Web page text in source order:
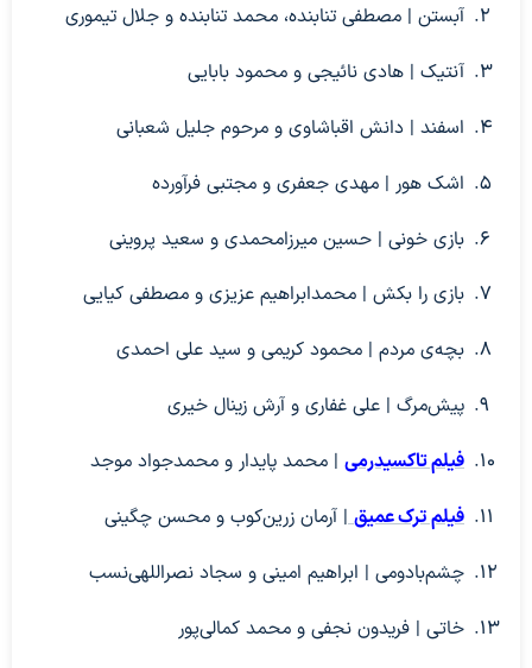
آبستن | مصطفی تنابنده، محمد تنابنده و جلال تیموری
آنتیک | هادی نائیجی و محمود بابایی
اسفند | دانش اقباشاوی و مرحوم جلیل شعبانی
اشک هور | مهدی جعفری و مجتبی فرآورده
بازی خونی | حسین میرزامحمدی و سعید پروینی
بازی را بکش | محمدابراهیم عزیزی و مصطفی کیایی
بچه‌ی مردم | محمود کریمی و سید علی احمدی
پیش‌مرگ | علی غفاری و آرش زینال خیری
فیلم تاکسیدرمی | محمد پایدار و محمدجواد موجد
فیلم ترک عمیق | آرمان زرین‌کوب و محسن چگینی
چشم‌بادومی | ابراهیم امینی و سجاد نصراللهی‌نسب
خاتی | فریدون نجفی و محمد کمالی‌پور